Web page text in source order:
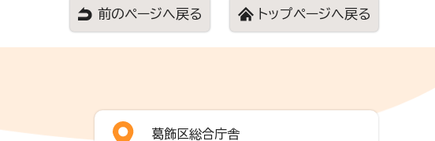
前のページへ戻る トップページへ戻る
葛飾区総合庁舎